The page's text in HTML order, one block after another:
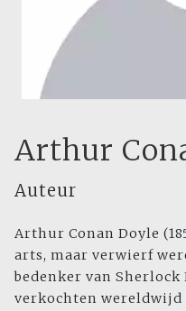
Arthur
Auteur
Arthur Conan Doyle
arts, maar verwierf
bedenker van Sherlock
verkochten